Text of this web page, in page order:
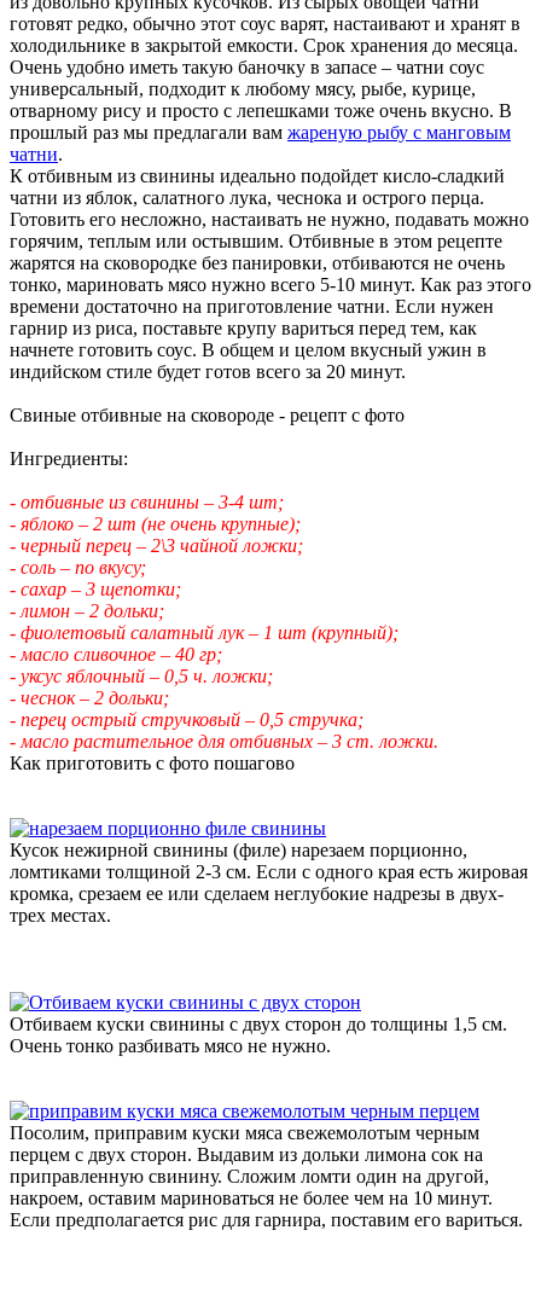
готовят редко, обычно этот соус варят, настаивают и хранят в
холодильнике в закрытой емкости. Срок хранения до месяца.
Очень удобно иметь такую баночку в запасе – чатни соус
универсальный, подходит к любому мясу, рыбе, курице,
отварному рису и просто с лепешками тоже очень вкусно. В
прошлый раз мы предлагали вам жареную рыбу с манговым
чатни.
К отбивным из свинины идеально подойдет кисло-сладкий
чатни из яблок, салатного лука, чеснока и острого перца.
Готовить его несложно, настаивать не нужно, подавать можно
горячим, теплым или остывшим. Отбивные в этом рецепте
жарятся на сковородке без панировки, отбиваются не очень
тонко, мариновать мясо нужно всего 5-10 минут. Как раз этого
времени достаточно на приготовление чатни. Если нужен
гарнир из риса, поставьте крупу вариться перед тем, как
начнете готовить соус. В общем и целом вкусный ужин в
индийском стиле будет готов всего за 20 минут.
Свиные отбивные на сковороде - рецепт с фото
Ингредиенты:
- отбивные из свинины – 3-4 шт;
- яблоко – 2 шт (не очень крупные);
- черный перец – 2\3 чайной ложки;
- соль – по вкусу;
- сахар – 3 щепотки;
- лимон – 2 дольки;
- фиолетовый салатный лук – 1 шт (крупный);
- масло сливочное – 40 гр;
- уксус яблочный – 0,5 ч. ложки;
- чеснок – 2 дольки;
- перец острый стручковый – 0,5 стручка;
- масло растительное для отбивных – 3 ст. ложки.
Как приготовить с фото пошагово
Кусок нежирной свинины (филе) нарезаем порционно,
ломтиками толщиной 2-3 см. Если с одного края есть жировая
кромка, срезаем ее или сделаем неглубокие надрезы в двух-
трех местах.
Отбиваем куски свинины с двух сторон до толщины 1,5 см.
Очень тонко разбивать мясо не нужно.
Посолим, приправим куски мяса свежемолотым черным
перцем с двух сторон. Выдавим из дольки лимона сок на
приправленную свинину. Сложим ломти один на другой,
накроем, оставим мариноваться не более чем на 10 минут.
Если предполагается рис для гарнира, поставим его вариться.